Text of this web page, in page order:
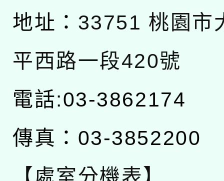
地址： 33751 桃園市
平西路一段420號
電話:03-3862174
傳真：03-3852200